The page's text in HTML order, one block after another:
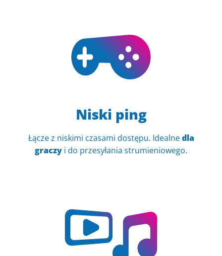
Niski ping
Łącze z niskimi czasami dostępu. Idealnedla
graczy i do przesyłania strumieniowego.